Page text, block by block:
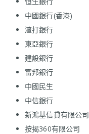
中國銀行(香港)​
渣打銀行
東亞銀行
建設銀行
富邦銀行
中國民生
中信銀行
新鴻基信貸有限公司
按揭360有限公司